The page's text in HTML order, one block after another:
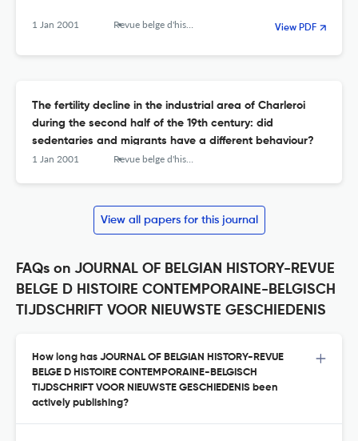
1 Jan 2001 Revue belge d'histoire contemporaine. Belgisch tijdschrift voor nieuwste geschiedenis View PDF
The fertility decline in the industrial area of Charleroi
during the second half of the 19th century: did
sedentaries and migrants have a different behaviour?
1 Jan 2001 Revue belge d'histoire contemporaine. Belgisch tijdschrift voor nieuwste geschiedenis
View all papers for this journal
FAQs on JOURNAL OF BELGIAN HISTORY-REVUE
BELGE D HISTOIRE CONTEMPORAINE-BELGISCH
TIJDSCHRIFT VOOR NIEUWSTE GESCHIEDENIS
How long has JOURNAL OF BELGIAN HISTORY-REVUE
BELGE D HISTOIRE CONTEMPORAINE-BELGISCH
TIJDSCHRIFT VOOR NIEUWSTE GESCHIEDENIS been
actively publishing?